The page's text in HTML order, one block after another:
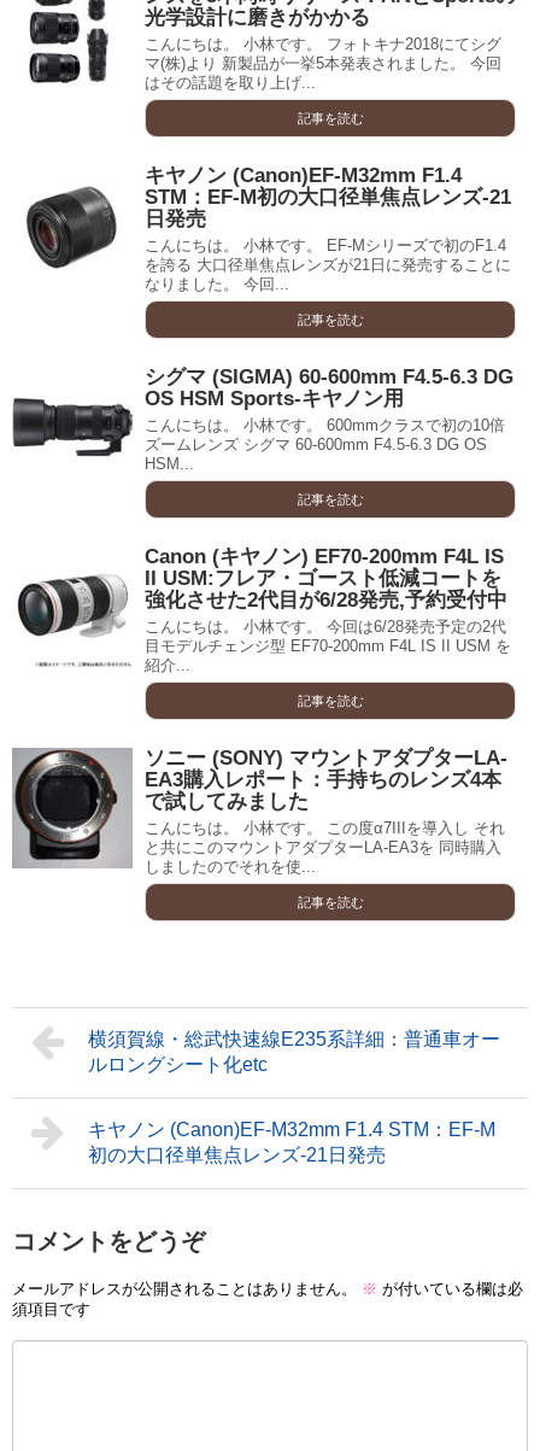
光学設計に磨きがかかる
こんにちは。 小林です。 フォトキナ2018にてシグ
マ(株)より 新製品が一挙5本発表されました。 今回
はその話題を取り上げ...
記事を読む
キヤノン (Canon)EF-M32mm F1.4
STM：EF-M初の大口径単焦点レンズ-21
日発売
こんにちは。 小林です。 EF-Mシリーズで初のF1.4
を誇る 大口径単焦点レンズが21日に発売することに
なりました。 今回...
記事を読む
シグマ (SIGMA) 60-600mm F4.5-6.3 DG
OS HSM Sports-キヤノン用
こんにちは。 小林です。 600mmクラスで初の10倍
ズームレンズ シグマ 60-600mm F4.5-6.3 DG OS
HSM...
記事を読む
Canon (キヤノン) EF70-200mm F4L IS
II USM:フレア・ゴースト低減コートを
強化させた2代目が6/28発売,予約受付中
こんにちは。 小林です。 今回は6/28発売予定の2代
目モデルチェンジ型 EF70-200mm F4L IS II USM を
紹介...
記事を読む
ソニー (SONY) マウントアダプターLA-
EA3購入レポート：手持ちのレンズ4本
で試してみました
こんにちは。 小林です。 この度α7IIIを導入し それ
と共にこのマウントアダプターLA-EA3を 同時購入
しましたのでそれを使...
記事を読む
横須賀線・総武快速線E235系詳細：普通車オー
ルロングシート化etc
キヤノン (Canon)EF-M32mm F1.4 STM：EF-M
初の大口径単焦点レンズ-21日発売
コメントをどうぞ
メールアドレスが公開されることはありません。 ※ が付いている欄は必
須項目です